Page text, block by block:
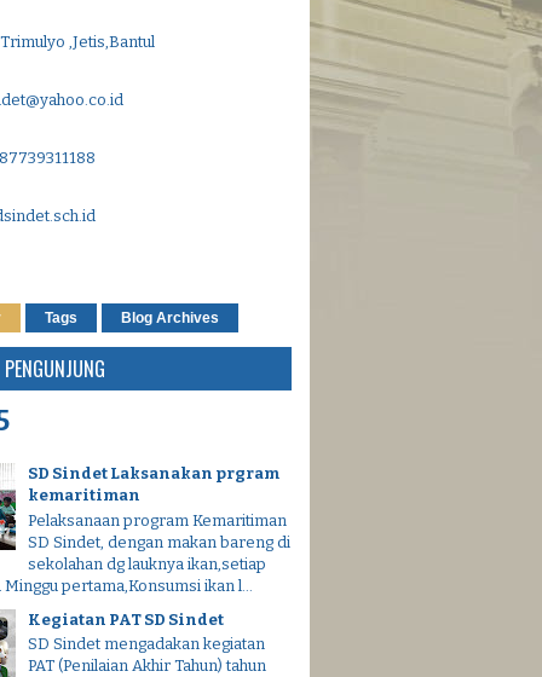
,Jetis,Bantul
Tags Blog Archives
SD Sindet Laksanakan prgram
kemaritiman
Pelaksanaan program Kemaritiman
SD Sindet, dengan makan bareng di
sekolahan dg lauknya ikan,setiap
pertama,Konsumsi ikan l...
Kegiatan PAT SD Sindet
SD Sindet mengadakan kegiatan
PAT (Penilaian Akhir Tahun) tahun